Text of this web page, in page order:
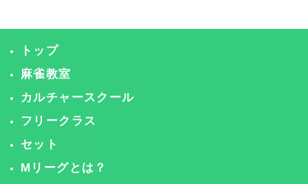
トップ
麻雀教室
カルチャースクール
フリークラス
セット
Mリーグとは？